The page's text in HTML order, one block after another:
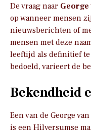
De vraag naar
op wanneer mensen
nieuwsberichten of
mensen met deze
leeftijd als definitief te
bedoeld, varieert de
Bekendheid
Een van de George
is een Hilversumse